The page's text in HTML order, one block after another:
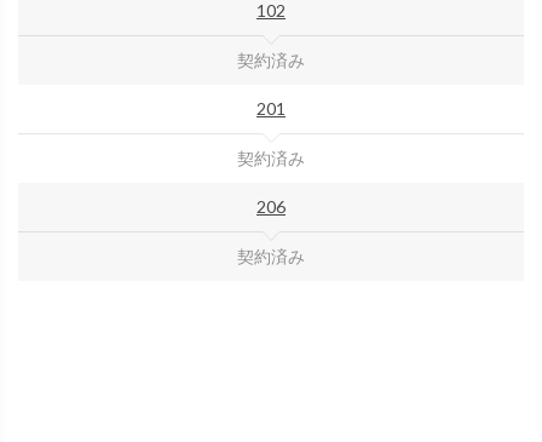
102
契約済み
201
契約済み
206
契約済み